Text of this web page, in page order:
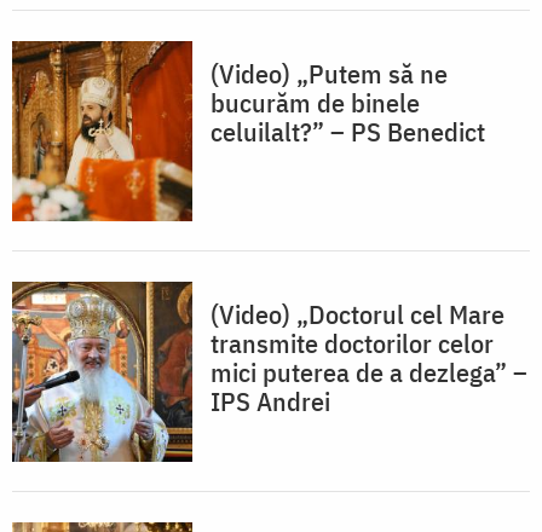
(Video) „Putem să ne
bucurăm de binele
celuilalt?” – PS Benedict
(Video) „Doctorul cel Mare
transmite doctorilor celor
mici puterea de a dezlega” –
IPS Andrei